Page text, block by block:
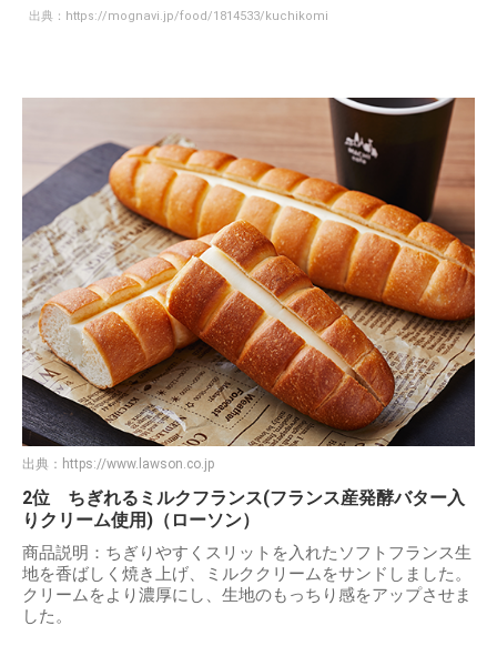
出典： https://mognavi.jp/food/1814533/kuchikomi
出典： https://www.lawson.co.jp
2位 ちぎれるミルクフランス(フランス産発酵バター入
りクリーム使用)（ローソン）
商品説明：ちぎりやすくスリットを入れたソフトフランス生
地を香ばしく焼き上げ、ミルククリームをサンドしました。
クリームをより濃厚にし、生地のもっちり感をアップさせま
した。